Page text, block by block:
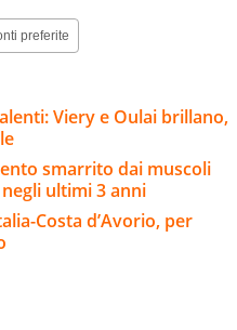
preferite
Viery e Oulai brillano,
smarrito dai muscoli
ultimi 3 anni
Costa d’Avorio, per